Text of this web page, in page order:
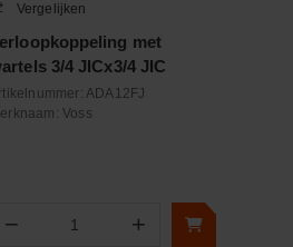
Vergelijken
met
3/4 JICx3/4 JIC
ADA12FJ
Voss
− Aantal +